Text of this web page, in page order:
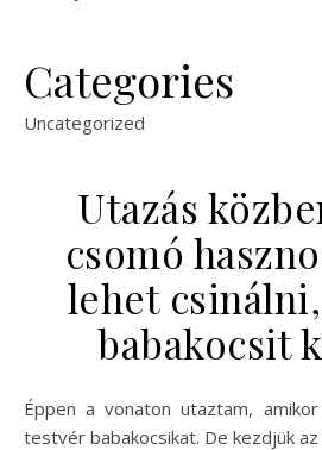
Categories
Uncategorized
Utazás
csomó
lehet
babakocsit
Éppen a vonaton utaztam, amikor megvásároltam az új
testvér babakocsikat. De kezdjük az